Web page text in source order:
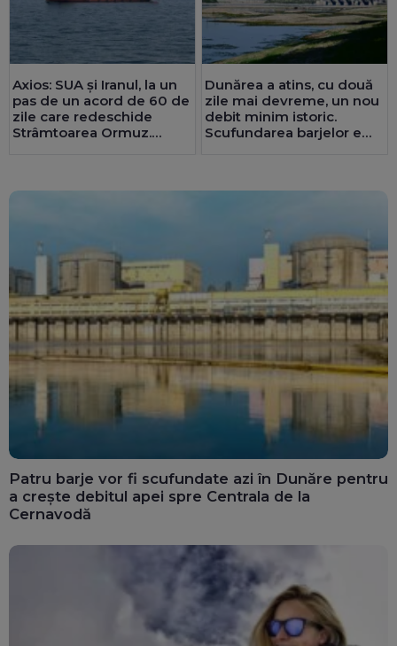
Axios: SUA și Iranul, la un
pas de un acord de 60 de
zile care redeschide
Strâmtoarea Ormuz.
Dunărea a atins, cu două
zile mai devreme, un nou
debit minim istoric.
Scufundarea barjelor e
Patru barje vor fi scufundate azi în Dunăre pentru
a crește debitul apei spre Centrala de la
Cernavodă